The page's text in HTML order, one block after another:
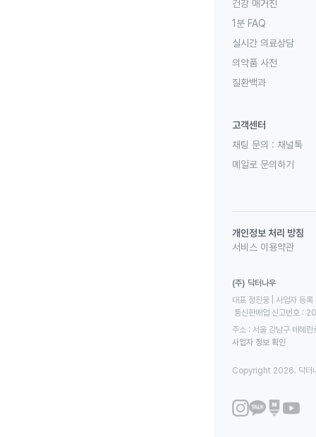
건강 매거진
1분 FAQ
실시간 의료상담
의약품 사전
질환백과
고객센터
채팅 문의 : 채널톡
메일로 문의하기
개인정보 처리 방침
서비스 이용약관
(주) 닥터나우
대표 정진웅 | 사업자
통신판매업 신고번호
주소 : 서울 강남구 테헤
사업자 정보 확인
Copyright 2026. 닥터